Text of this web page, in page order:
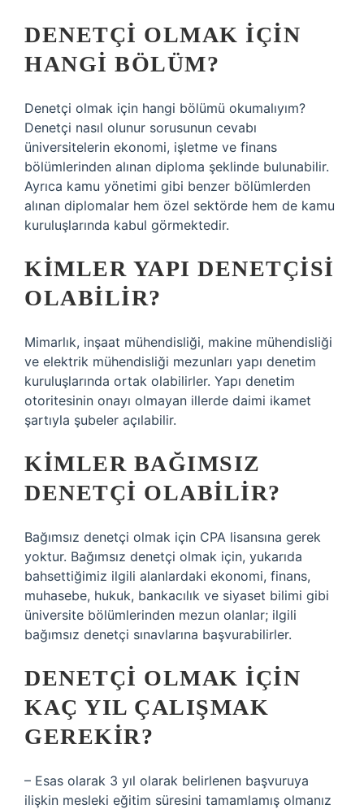
DENETÇI OLMAK IÇIN
HANGI BÖLÜM?
Denetçi olmak için hangi bölümü okumalıyım?
Denetçi nasıl olunur sorusunun cevabı
üniversitelerin ekonomi, işletme ve finans
bölümlerinden alınan diploma şeklinde bulunabilir.
Ayrıca kamu yönetimi gibi benzer bölümlerden
alınan diplomalar hem özel sektörde hem de kamu
kuruluşlarında kabul görmektedir.
KIMLER YAPI DENETÇISI
OLABILIR?
Mimarlık, inşaat mühendisliği, makine mühendisliği
ve elektrik mühendisliği mezunları yapı denetim
kuruluşlarında ortak olabilirler. Yapı denetim
otoritesinin onayı olmayan illerde daimi ikamet
şartıyla şubeler açılabilir.
KIMLER BAĞIMSIZ
DENETÇI OLABILIR?
Bağımsız denetçi olmak için CPA lisansına gerek
yoktur. Bağımsız denetçi olmak için, yukarıda
bahsettiğimiz ilgili alanlardaki ekonomi, finans,
muhasebe, hukuk, bankacılık ve siyaset bilimi gibi
üniversite bölümlerinden mezun olanlar; ilgili
bağımsız denetçi sınavlarına başvurabilirler.
DENETÇI OLMAK IÇIN
KAÇ YIL ÇALIŞMAK
GEREKIR?
– Esas olarak 3 yıl olarak belirlenen başvuruya
ilişkin mesleki eğitim süresini tamamlamış olmanız